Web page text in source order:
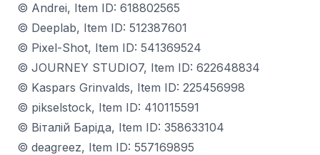
© Andrei, Item ID: 618802565
© Deeplab, Item ID: 512387601
© Pixel-Shot, Item ID: 541369524
© JOURNEY STUDIO7, Item ID: 622648834
© Kaspars Grinvalds, Item ID: 225456998
© pikselstock, Item ID: 410115591
© Віталій Баріда, Item ID: 358633104
© deagreez, Item ID: 557169895